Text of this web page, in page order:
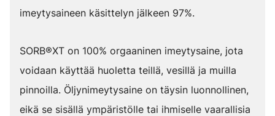
imeytysaineen käsittelyn jälkeen 97%.
SORB®XT on 100% orgaaninen imeytysaine, jota
voidaan käyttää huoletta teillä, vesillä ja muilla
pinnoilla. Öljynimeytysaine on täysin luonnollinen,
eikä se sisällä ympäristölle tai ihmiselle vaarallisia